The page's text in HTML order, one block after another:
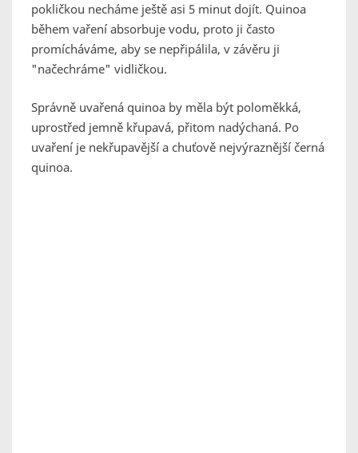
pokličkou necháme ještě asi 5 minut dojít. Quinoa
během vaření absorbuje vodu, proto ji často
promícháváme, aby se nepřipálila, v závěru ji
"načechráme" vidličkou.
Správně uvařená quinoa by měla být poloměkká,
uprostřed jemně křupavá, přitom nadýchaná. Po
uvaření je nekřupavější a chuťově nejvýraznější černá
quinoa.